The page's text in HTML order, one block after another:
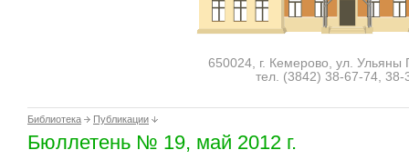
650024, г. Кемерово, ул. Ульяны
тел. (3842) 38-67-74, 38-
Библиотека Публикации
Бюллетень № 19, май 2012 г.